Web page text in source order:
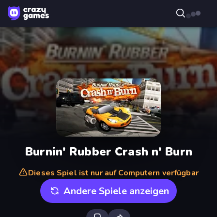
Burnin' Rubber Crash n' Burn
Dieses Spiel ist nur auf Computern verfügbar
Andere Spiele anzeigen